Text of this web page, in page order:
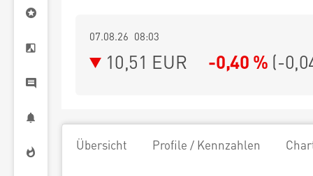
07.08.26 08:03
10,51 EUR -0,40 % (-
Übersicht Profile / Kennzahlen